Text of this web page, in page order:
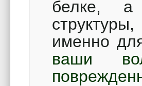
белке, а
именно
ваши